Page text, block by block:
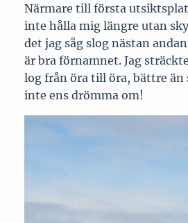
Närmare till första
inte hålla mig längre utan
det jag såg slog nästan
är bra förnamnet. Jag
log från öra till öra, bättre än
inte ens drömma om!